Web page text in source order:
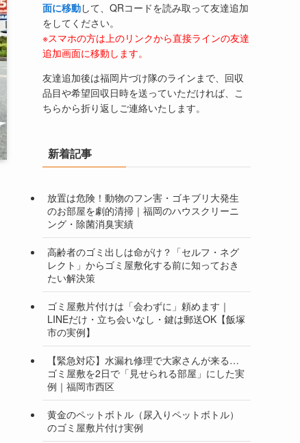
面に移動して、QRコードを読み取って友達追加
をしてください。
※スマホの方は上のリンクから直接ラインの友達
追加画面に移動します。
友達追加後は福岡片づけ隊のラインまで、回収
品目や希望回収日時を送っていただければ、こ
ちらから折り返しご連絡いたします。
新着記事
放置は危険！動物のフン害・ゴキブリ大発生
のお部屋を劇的清掃｜福岡のハウスクリーニ
ング・除菌消臭実績
高齢者のゴミ出しは命がけ？「セルフ・ネグ
レクト」からゴミ屋敷化する前に知っておき
たい解決策
ゴミ屋敷片付けは「会わずに」頼めます｜
LINEだけ・立ち会いなし・鍵は郵送OK【飯塚
市の実例】
【緊急対応】水漏れ修理で大家さんが来る…
ゴミ屋敷を2日で「見せられる部屋」にした実
例｜福岡市西区
黄金のペットボトル（尿入りペットボトル）
のゴミ屋敷片付け実例